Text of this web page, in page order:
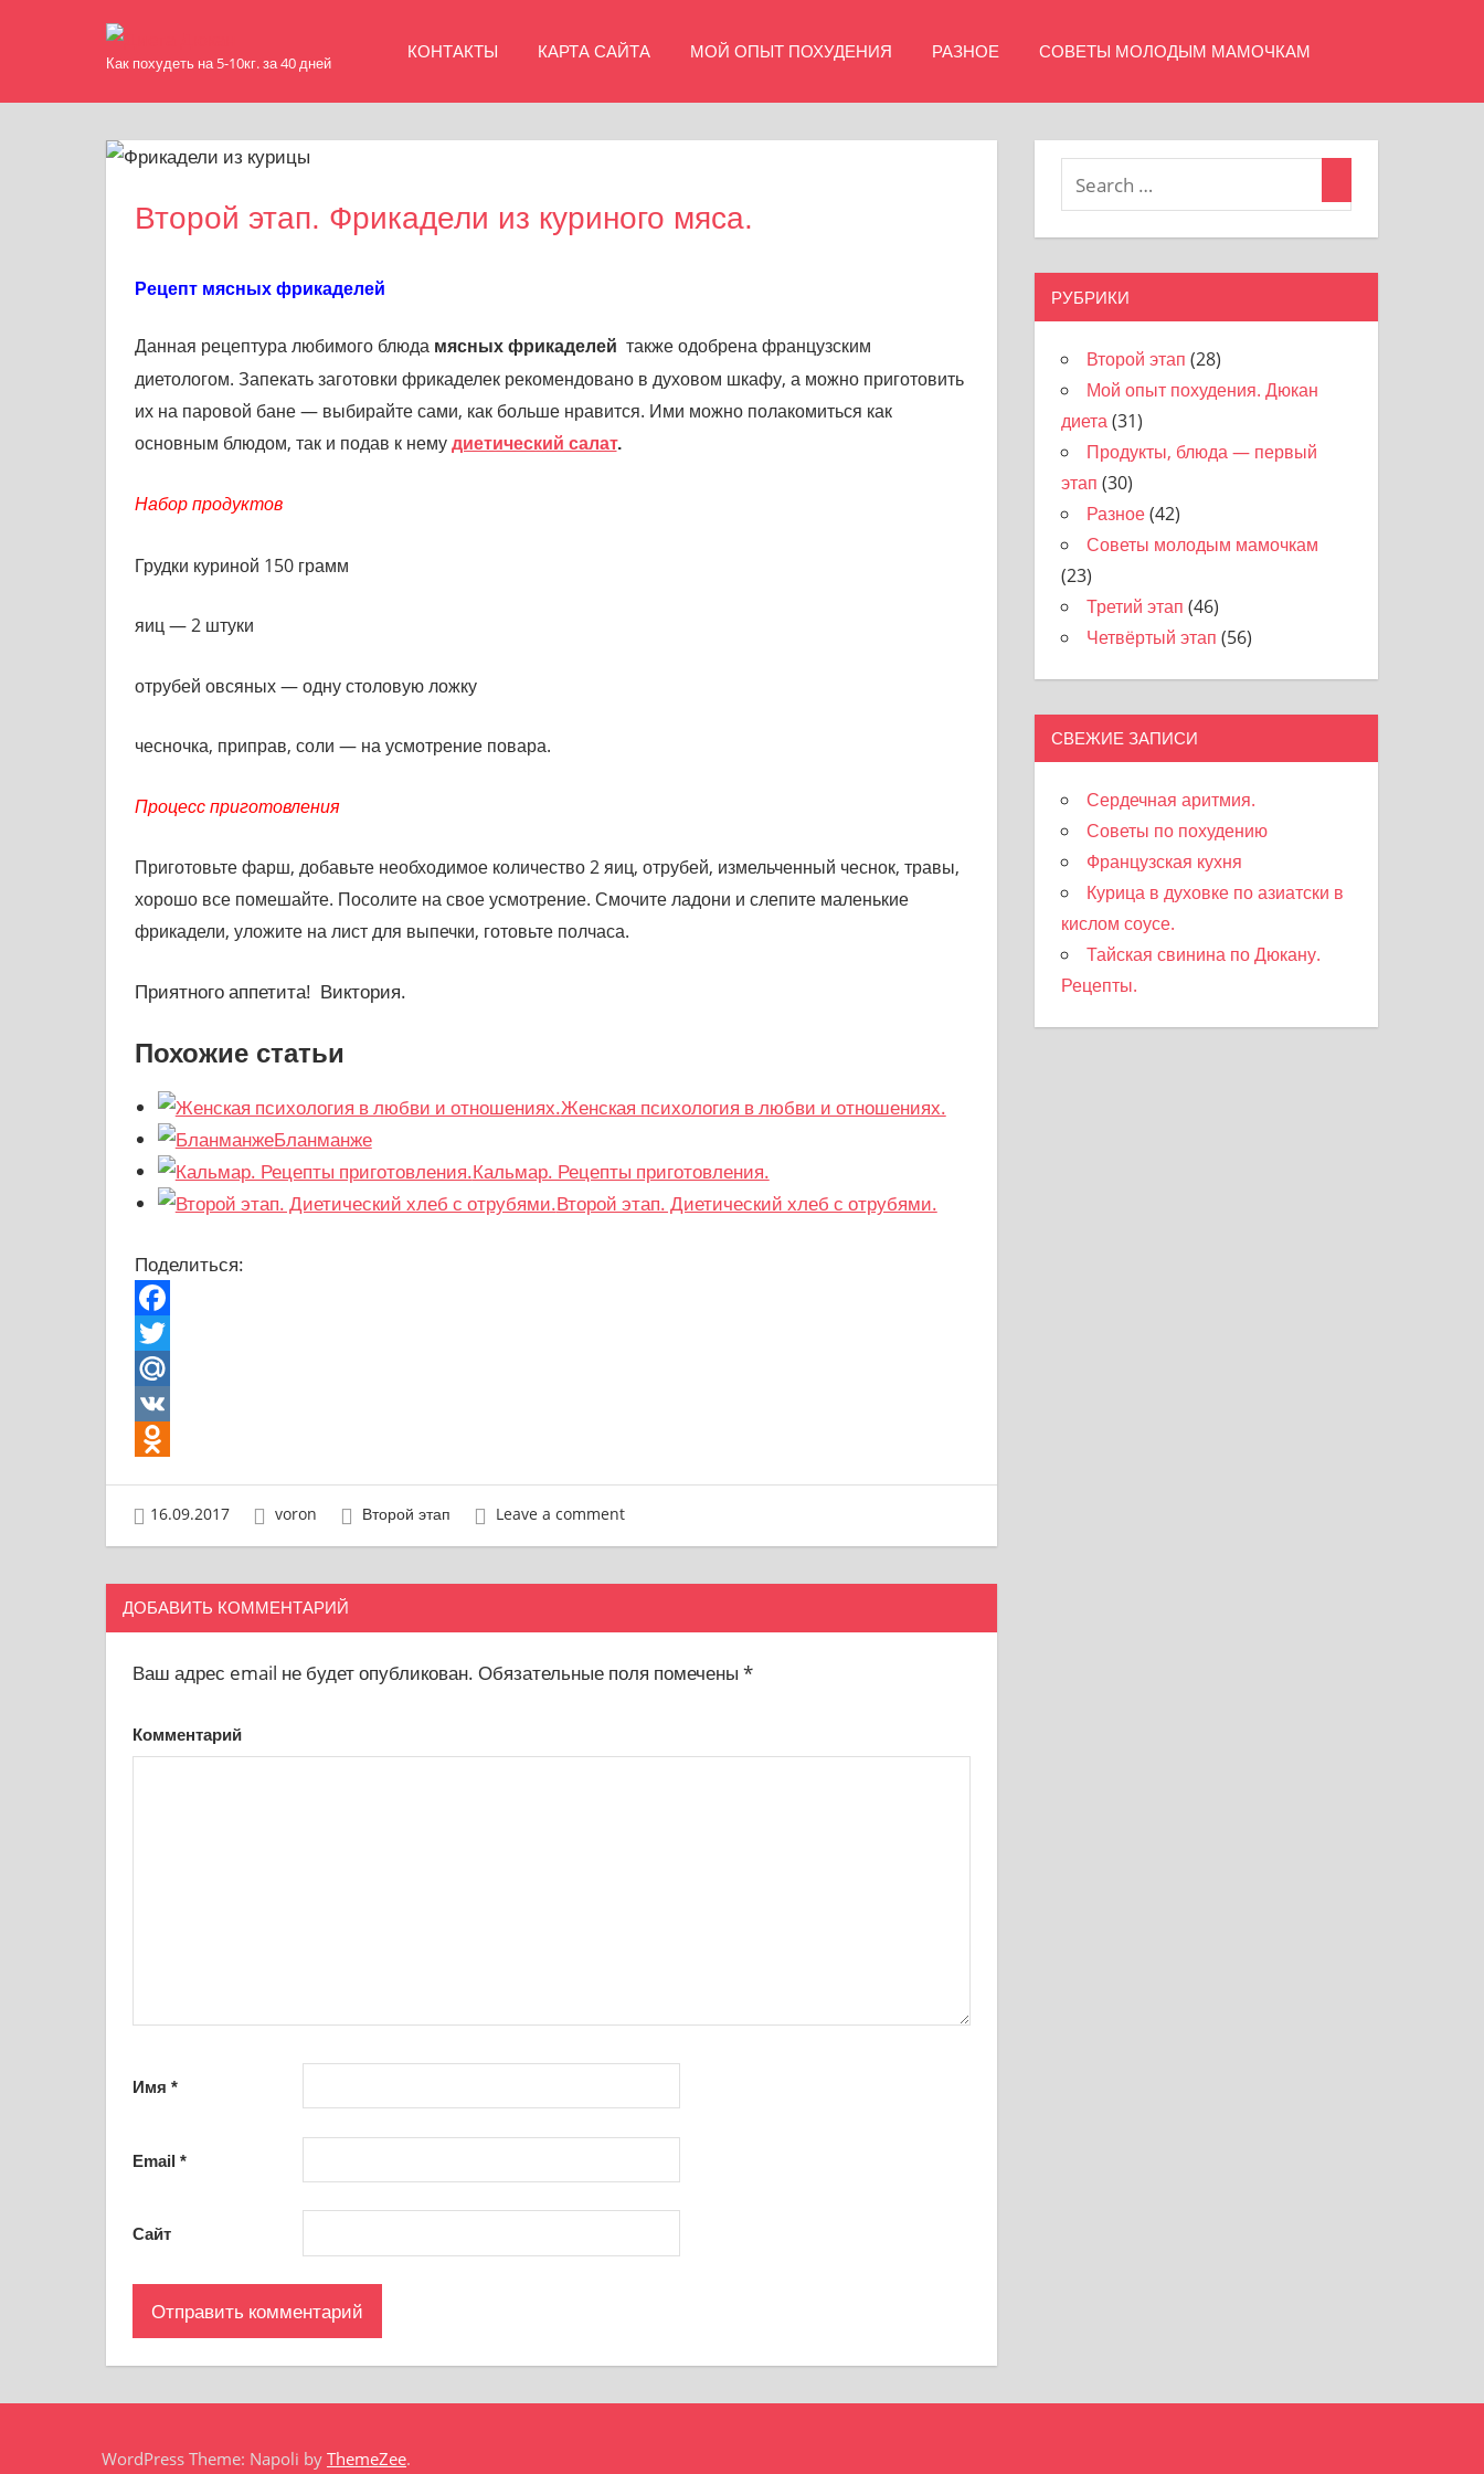
Диета
Дюкан
Как похудеть на 5-10кг. за 40 дней
КОНТАКТЫ КАРТА САЙТА МОЙ ОПЫТ ПОХУДЕНИЯ РАЗНОЕ СОВЕТЫ МОЛОДЫМ МАМОЧКАМ
Второй этап. Фрикадели из куриного мяса.
Рецепт мясных фрикаделей
Данная рецептура любимого блюда мясных фрикаделей также одобрена французским
диетологом. Запекать заготовки фрикаделек рекомендовано в духовом шкафу, а можно приготовить
их на паровой бане — выбирайте сами, как больше нравится. Ими можно полакомиться как
основным блюдом, так и подав к нему диетический салат.
Набор продуктов
Грудки куриной 150 грамм
яиц — 2 штуки
отрубей овсяных — одну столовую ложку
чесночка, приправ, соли — на усмотрение повара.
Процесс приготовления
Приготовьте фарш, добавьте необходимое количество 2 яиц, отрубей, измельченный чеснок, травы,
хорошо все помешайте. Посолите на свое усмотрение. Смочите ладони и слепите маленькие
фрикадели, уложите на лист для выпечки, готовьте полчаса.
Приятного аппетита! Виктория.
Похожие статьи
Женская психология в любви и отношениях.
Бланманже
Кальмар. Рецепты приготовления.
Второй этап. Диетический хлеб с отрубями.
Поделиться:
Facebook
Twitter
Mail.Ru
VK
16.09.2017 voron Второй этап Leave a comment
ДОБАВИТЬ КОММЕНТАРИЙ
Ваш адрес email не будет опубликован. Обязательные поля помечены *
Комментарий
Имя *
Email *
Сайт
РУБРИКИ
Второй этап (28)
Мой опыт похудения. Дюкан
диета(31)
Продукты, блюда — первый
этап (30)
Разное(42)
Советы молодым мамочкам
(23)
Третий этап (46)
Четвёртый этап (56)
СВЕЖИЕ ЗАПИСИ
Сердечная аритмия.
Советы по похудению
Французская кухня
Курица в духовке по азиатски в
кислом соусе.
Тайская свинина по Дюкану.
Рецепты.
WordPress Theme: Napoli by ThemeZee.